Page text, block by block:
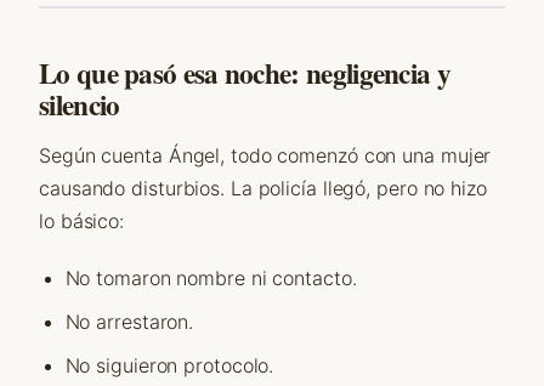
Lo que pasó esa noche: negligencia y
silencio
Según cuenta Ángel, todo comenzó con una mujer
causando disturbios. La policía llegó, pero no hizo
lo básico:
No tomaron nombre ni contacto.
No arrestaron.
No siguieron protocolo.